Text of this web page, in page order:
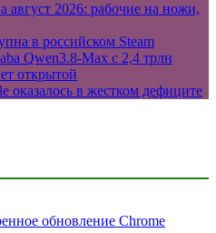
август 2026: рабочие на ножи,
в российском Steam
Qwen3.8-Max с 2,4 трлн
открытой
оказалось в жестком дефиците
обновление Chrome